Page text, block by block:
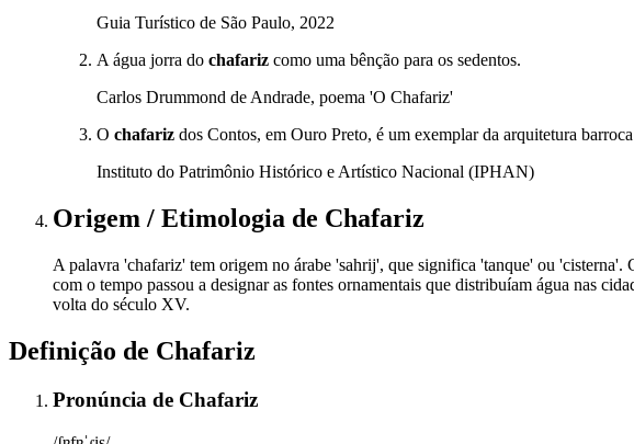
Guia Turístico de São Paulo, 2022
A água jorra do chafariz como uma bênção para os sedentos.
Carlos Drummond de Andrade, poema 'O Chafariz'
O chafariz dos Contos, em Ouro Preto, é um exemplar da arquitetura
Instituto do Patrimônio Histórico e Artístico Nacional (IPHAN)
Origem / Etimologia de Chafariz
A palavra 'chafariz' tem origem no árabe 'sahrij', que significa 'tanque' ou
com o tempo passou a designar as fontes ornamentais que distribuíam água nas
volta do século XV.
Definição de Chafariz
Pronúncia de Chafariz